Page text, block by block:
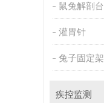
鼠兔解剖台
灌胃针
兔子固定架
疾控监测